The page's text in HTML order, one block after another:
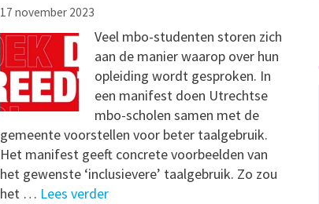
17 november 2023
Veel mbo-studenten storen zich
aan de manier waarop over hun
opleiding wordt gesproken. In
een manifest doen Utrechtse
mbo-scholen samen met de
gemeente voorstellen voor beter taalgebruik.
Het manifest geeft concrete voorbeelden van
het gewenste ‘inclusievere’ taalgebruik. Zo zou
het … Lees verder